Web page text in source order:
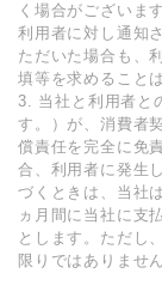
く場合がございま
利用者に対し通知
ただいた場合も、
填等を求めること
3. 当社と利⽤者と
す。）が、消費者
償責任を完全に免
合、利⽤者に発⽣
づくときは、当社
ヵ⽉間に当社に⽀
とします。ただし
限りではありません